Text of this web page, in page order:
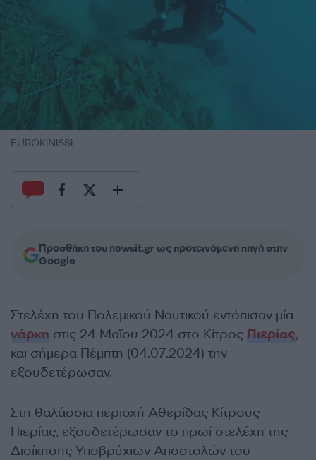
EUROKINISSI
Προσθήκη του newsit.gr ως προτεινόμενη πηγή στην
Google
Στελέχη του Πολεμικού Ναυτικού εντόπισαν μία
νάρκη στις 24 Μαΐου 2024 στο Κίτρος Πιερίας,
και σήμερα Πέμπτη (04.07.2024) την
εξουδετέρωσαν.
Στη θαλάσσια περιοχή Αθερίδας Κίτρους
Πιερίας, εξουδετέρωσαν το πρωί στελέχη της
Διοίκησης Υποβρύχιων Αποστολών του